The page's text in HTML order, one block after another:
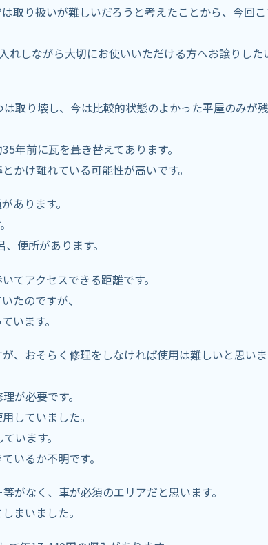
取り扱いが難しいだろうと考えたことから、今回こ
しながら大切にお使いいただける方へお譲りした
取り壊し、今は比較的状態のよかった平屋のみが
年前に瓦を葺き替えてあります。
かけ離れている可能性が高いです。
あります。
便所があります。
てアクセスできる距離です。
たのですが、
います。
、おそらく修理をしなければ使用は難しいと思いま
が必要です。
していました。
います。
いるか不明です。
がなく、車が必須のエリアだと思います。
まいました。